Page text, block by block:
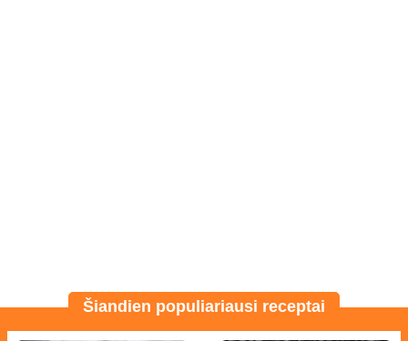
Šiandien populiariausi receptai